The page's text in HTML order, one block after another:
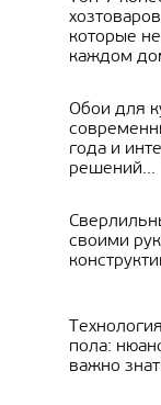
которые
каждом
Обои для
года и
решений...
своими
пола:
важно